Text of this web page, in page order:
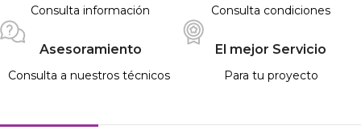
Consulta información Consulta condiciones
Asesoramiento
Consulta a nuestros técnicos
El mejor Servicio
Para tu proyecto